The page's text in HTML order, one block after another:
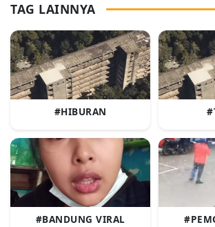
TAG LAINNYA
#HIBURAN
#BANDUNG VIRAL